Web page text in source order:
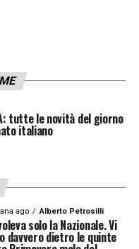
tutte le novità del giorno
italiano
ago Alberto Petrosilli
solo la Nazionale. Vi
davvero dietro le quinte